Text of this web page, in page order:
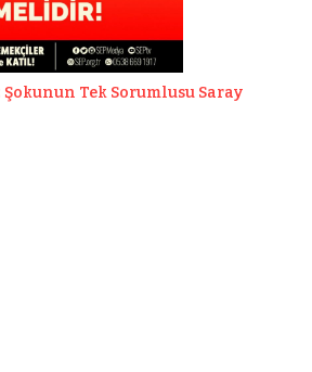
Şokunun Tek Sorumlusu Saray